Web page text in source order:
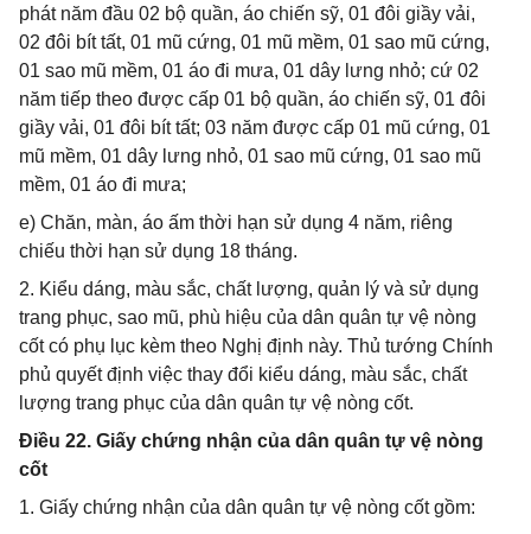
phát năm đầu 02 bộ quần, áo chiến sỹ, 01 đôi giầy vải,
02 đôi bít tất, 01 mũ cứng, 01 mũ mềm, 01 sao mũ cứng,
01 sao mũ mềm, 01 áo đi mưa, 01 dây lưng nhỏ; cứ 02
năm tiếp theo được cấp 01 bộ quần, áo chiến sỹ, 01 đôi
giầy vải, 01 đôi bít tất; 03 năm được cấp 01 mũ cứng, 01
mũ mềm, 01 dây lưng nhỏ, 01 sao mũ cứng, 01 sao mũ
mềm, 01 áo đi mưa;
e) Chăn, màn, áo ấm thời hạn sử dụng 4 năm, riêng
chiếu thời hạn sử dụng 18 tháng.
2. Kiểu dáng, màu sắc, chất lượng, quản lý và sử dụng
trang phục, sao mũ, phù hiệu của dân quân tự vệ nòng
cốt có phụ lục kèm theo Nghị định này. Thủ tướng Chính
phủ quyết định việc thay đổi kiểu dáng, màu sắc, chất
lượng trang phục của dân quân tự vệ nòng cốt.
Điều 22. Giấy chứng nhận của dân quân tự vệ nòng
cốt
1. Giấy chứng nhận của dân quân tự vệ nòng cốt gồm: